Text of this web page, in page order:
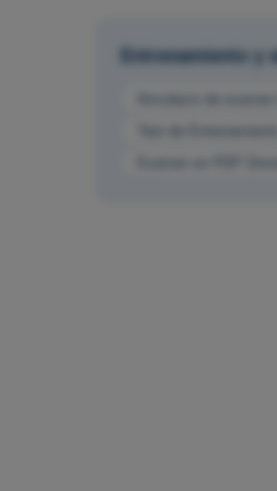
Entrenamiento y
Examen en PDF